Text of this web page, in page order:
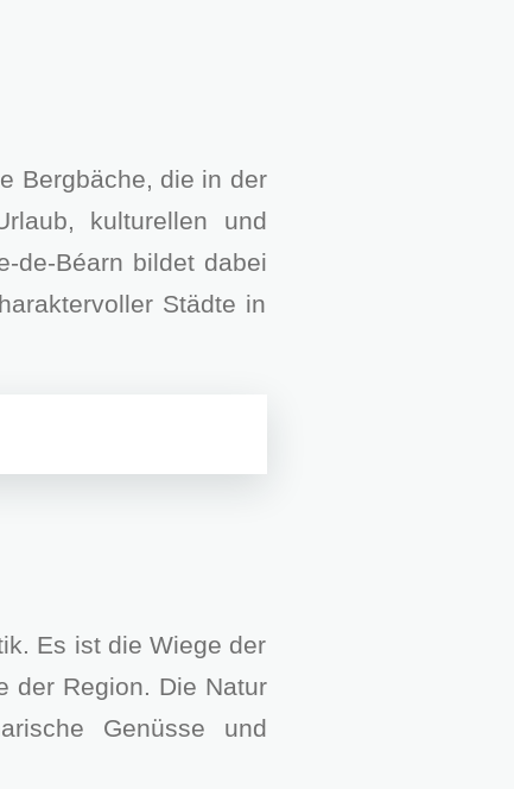
Bergbäche, die in der
kulturellen und
de-Béarn bildet dabei
Städte in
Es ist die Wiege der
der Region. Die Natur
Genüsse und